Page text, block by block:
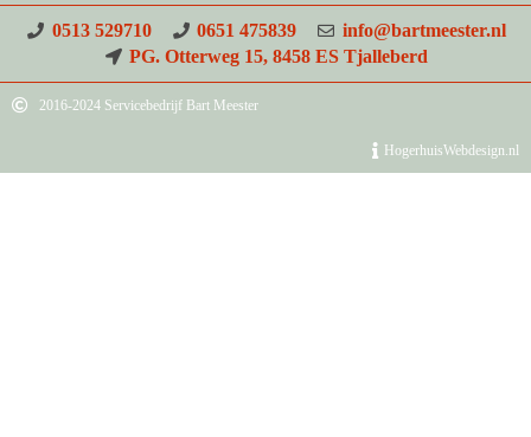
0513 529710 0651 475839
info@bartmeester.nl
PG. Otterweg 15, 8458 ES Tjalleberd
2016-2024 Servicebedrijf Bart Meester
HogerhuisWebdesign.nl